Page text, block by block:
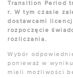
Transition Period
r. W tym czasie
dostawcami
rozpoczęcie
rozliczania.
Wybór
ponieważ w
mieli możliwości